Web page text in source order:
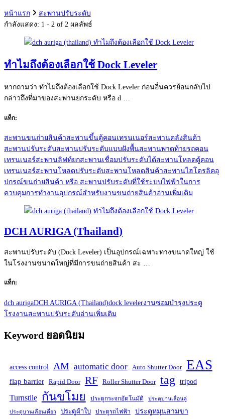
หน้าแรก
สะพานปรับระดับ
กำลังแสดง: 1 - 2 of 2 ผลลัพธ์
ทำไมถึงต้องเลือกใช้ Dock Leveler
หากถามว่า ทำไมถึงต้องเลือกใช้ Dock Leveler ก่อนอื่นควรย้อนกลับไป
กล่าวถึงที่มาของสะพานยกระดับ หรือ d …
แท็ก:
สะพานขนถ่ายสินค้าสะพานขึ้นตู้คอนเทรนเนอร์สะพานคลังสินค้า
สะพานปรับระดับสะพานปรับระดับแบบฝังพื้นสะพานพาดท้ายรถคอน
เทรนเนอร์สะพานลิฟท์ยกสะพานเชื่อมปรับระดับได้สะพานโหลดตู้คอน
เทรนเนอร์สะพานโหลดปรับระดับสะพานโหลดสินค้าสะพานไฮโดรลิคอุ
ปกรณ์ขนถ่ายสินค้า หรือ สะพานปรับระดับที่ใช้ระบบไฟฟ้าในการ
ควบคุมการทำงานอุปกรณ์สำหรับงานขนถ่ายสินค้าอ่านเพิ่มเติม
DCH AURIGA (Thailand)
สะพานปรับระดับ (Dock Leveler) เป็นอุปกรณ์เฉพาะทางขนาดใหญ่ ใช้
ในโรงงานขนาดใหญ่ที่มีการขนถ่ายสินค้า สะ …
แท็ก:
dch aurigaDCH AURIGA (Thailand)dock levelerงานซ่อมบำรุงประตู
โรงงานสะพานปรับระดับอ่านเพิ่มเติม
Keyword ยอดนิยม
access control AM automatic door Auto Shutter Door EAS
flap barrier Rapid Door RF Roller Shutter Door tag tripod
Turnstile กันขโมย ประตูกระจกอัตโนมัติ ประตูบานเลื่อนคู่
ประตูบานเลื่อนเดี่ยว ประตูผ้าใบ ประตูรถไฟฟ้า ประตูหมุนสามขา